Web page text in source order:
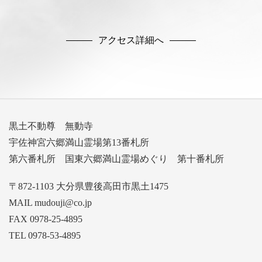
アクセス詳細へ
黒土不動尊 無動寺
宇佐神宮六郷満山霊場第13番札所
第六番札所 国東六郷満山霊場めぐり 第十番札所
〒872-1103 大分県豊後高田市黒土1475
MAIL mudouji@co.jp
FAX 0978-25-4895
TEL 0978-53-4895